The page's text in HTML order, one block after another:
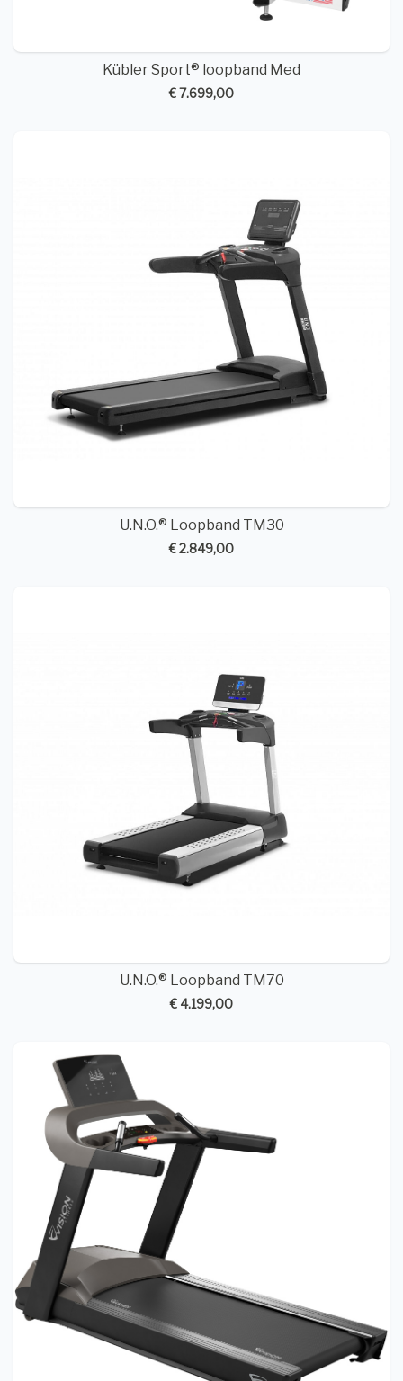
Kübler Sport® loopband Med
€ 7.699,00
U.N.O.® Loopband TM30
€ 2.849,00
U.N.O.® Loopband TM70
€ 4.199,00